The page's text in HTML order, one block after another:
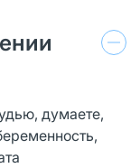
думаете,